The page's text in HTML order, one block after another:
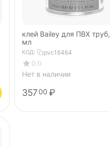
клей Bailey для ПВХ
мл
КОД: pvc18464
0.0
Нет в наличии
35700 ₽